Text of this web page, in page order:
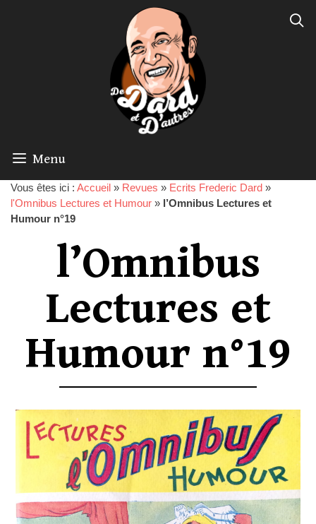
Menu
Vous êtes ici : Accueil » Revues » Ecrits Frederic Dard »
l'Omnibus Lectures et Humour » l’Omnibus Lectures et
Humour n°19
l’Omnibus
Lectures et
Humour n°19